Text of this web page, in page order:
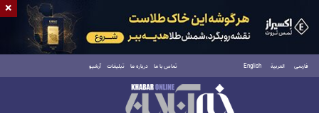
فارسی العربية English تماس با ما درباره ما تبلیغات آرشیو
سه‌شنبه ۲۰ مرداد ۱۴۰۵
×